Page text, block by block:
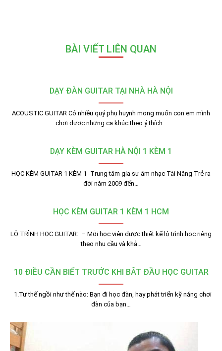
BÀI VIẾT LIÊN QUAN
DẠY ĐÀN GUITAR TẠI NHÀ HÀ NỘI
ACOUSTIC GUITAR Có nhiều quý phụ huynh mong muốn con em mình
chơi được những ca khúc theo ý thích…
DẠY KÈM GUITAR HÀ NỘI 1 KÈM 1
HỌC KÈM GUITAR 1 KÈM 1 -Trung tâm gia sư âm nhạc Tài Năng Trẻ ra
đời năm 2009 đến…
HỌC KÈM GUITAR 1 KÈM 1 HCM
LỘ TRÌNH HỌC GUITAR: – Mỗi học viên được thiết kế lộ trình học riêng
theo nhu cầu và khả…
10 ĐIỀU CẦN BIẾT TRƯỚC KHI BẮT ĐẦU HỌC GUITAR
1.Tư thế ngồi như thế nào: Bạn đi học đàn, hay phát triển kỹ năng chơi
đàn của bạn…